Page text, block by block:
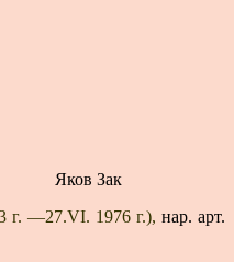
Яков Зак
г. —27.VI. 1976 г.), нар. арт.